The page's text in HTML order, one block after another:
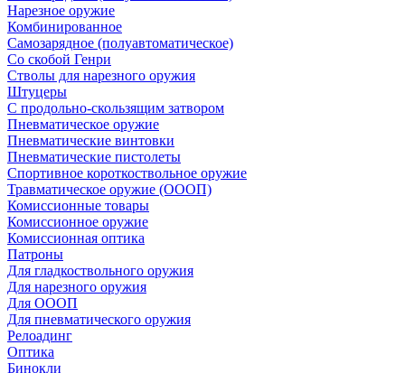
Нарезное оружие
Комбинированное
Самозарядное (полуавтоматическое)
Со скобой Генри
Стволы для нарезного оружия
Штуцеры
С продольно-скользящим затвором
Пневматическое оружие
Пневматические винтовки
Пневматические пистолеты
Спортивное короткоствольное оружие
Травматическое оружие (ОООП)
Комиссионные товары
Комиссионное оружие
Комиссионная оптика
Патроны
Для гладкоствольного оружия
Для нарезного оружия
Для ОООП
Для пневматического оружия
Релоадинг
Оптика
Бинокли